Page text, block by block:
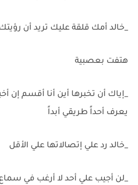
_خالد أمك قلقة عليك تريد أن
هتفت بعصبية
_إياك أن تخبرها أين أنا أقسم إن
يعرف أحداً طريقي أبداً
_خالد رد علي إتصالاتها علي الأقل
_لن أجيب علي أحد لا أرغب في